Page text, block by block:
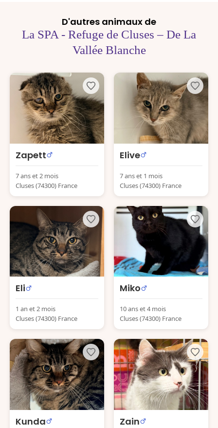
D'autres animaux de
La SPA - Refuge de Cluses – De La
Vallée Blanche
Zapett
7 ans et 2 mois
Cluses (74300) France
Elive
7 ans et 1 mois
Cluses (74300) France
Eli
1 an et 2 mois
Cluses (74300) France
Miko
10 ans et 4 mois
Cluses (74300) France
Kunda Zain